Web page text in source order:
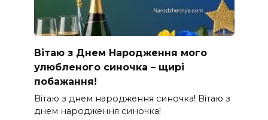
Вітаю з Днем Народження мого
улюбленого синочка – щирі
побажання!
Вітаю з днем народження синочка! Вітаю з
днем народження синочка!